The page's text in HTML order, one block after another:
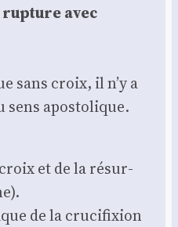
rup­ture avec
sans croix, il n’y a
sens apos­to­lique.
et de la résur­
de la cru­ci­fixion